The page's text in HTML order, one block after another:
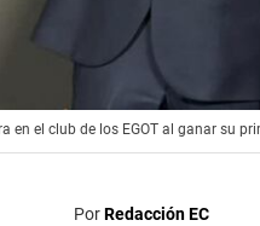
en el club de los EGOT al ganar su
PorRedacción EC